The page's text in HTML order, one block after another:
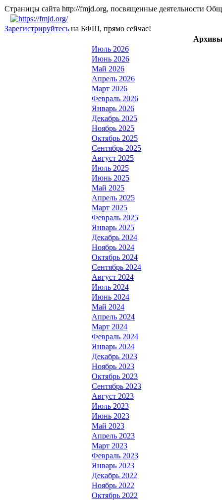
Страницы сайта http://fmjd.org, посвященные
Зарегистрируйтесь на БФШ, прямо сейчас!
Архивы
Июль 2026
Июнь 2026
Май 2026
Апрель 2026
Март 2026
Февраль 2026
Январь 2026
Декабрь 2025
Ноябрь 2025
Октябрь 2025
Сентябрь 2025
Август 2025
Июль 2025
Июнь 2025
Май 2025
Апрель 2025
Март 2025
Февраль 2025
Январь 2025
Декабрь 2024
Ноябрь 2024
Октябрь 2024
Сентябрь 2024
Август 2024
Июль 2024
Июнь 2024
Май 2024
Апрель 2024
Март 2024
Февраль 2024
Январь 2024
Декабрь 2023
Ноябрь 2023
Октябрь 2023
Сентябрь 2023
Август 2023
Июль 2023
Июнь 2023
Май 2023
Апрель 2023
Март 2023
Февраль 2023
Январь 2023
Декабрь 2022
Ноябрь 2022
Октябрь 2022